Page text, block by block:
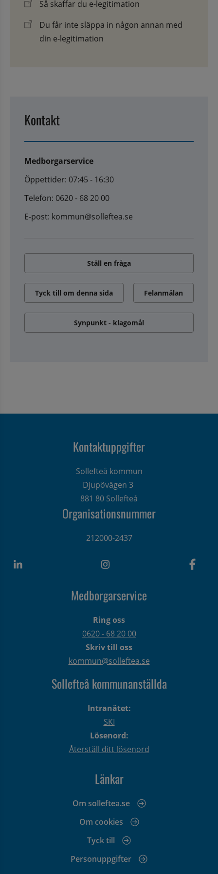
Så skaffar du e-legitimation
Du får inte släppa in någon annan med
din e-legitimation
Kontakt
Medborgarservice
Öppettider: 07:45 - 16:30
Telefon: 0620 - 68 20 00
E-post: kommun@solleftea.se
Ställ en fråga
Tyck till om denna sida Felanmälan
Synpunkt - klagomål
Kontaktuppgifter
Sollefteå kommun
Djupövägen 3
881 80 Sollefteå
Organisationsnummer
212000-2437
Medborgarservice
Ring oss
0620 - 68 20 00
Skriv till oss
kommun@solleftea.se
Sollefteå kommunanställda
Intranätet:
SKI
Lösenord:
Återställ ditt lösenord
Länkar
Om solleftea.se
Om cookies
Tyck till
Personuppgifter